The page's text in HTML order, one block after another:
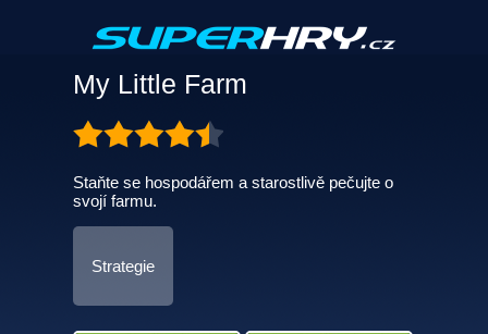
My Little Farm
Staňte se hospodářem a starostlivě pečujte o
svojí farmu.
Strategie